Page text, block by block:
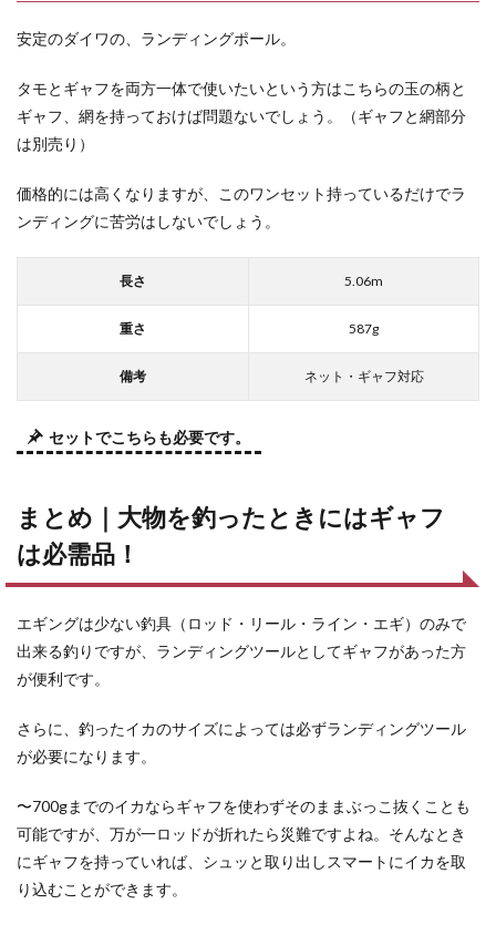
安定のダイワの、ランディングポール。
タモとギャフを両方一体で使いたいという方はこちらの玉の柄と
ギャフ、網を持っておけば問題ないでしょう。（ギャフと網部分
は別売り）
価格的には高くなりますが、このワンセット持っているだけでラ
ンディングに苦労はしないでしょう。
長さ 5.06m
重さ 587g
備考 ネット・ギャフ対応
セットでこちらも必要です。
まとめ｜大物を釣ったときにはギャフ
は必需品！
エギングは少ない釣具（ロッド・リール・ライン・エギ）のみで
出来る釣りですが、ランディングツールとしてギャフがあった方
が便利です。
さらに、釣ったイカのサイズによっては必ずランディングツール
が必要になります。
〜700gまでのイカならギャフを使わずそのままぶっこ抜くことも
可能ですが、万が一ロッドが折れたら災難ですよね。そんなとき
にギャフを持っていれば、シュッと取り出しスマートにイカを取
り込むことができます。